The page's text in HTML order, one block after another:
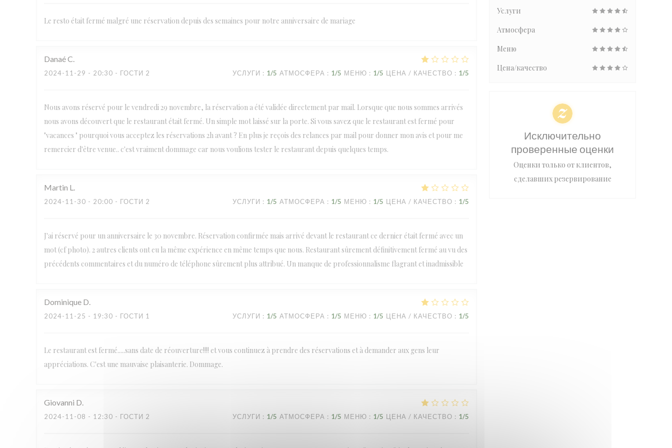
Le resto était fermé malgré une réservation depuis des semaines pour notre anniversaire de mariage
DanaéC
2024-11-29 - 20:30 - ГОСТИ 2 УСЛУГИ : 1/5 АТМОСФЕРА : 1/5 МЕНЮ : 1/5 ЦЕНА / КАЧЕСТВО : 1/5
Nous avons réservé pour le vendredi 29 novembre, la réservation a été validée directement par mail. Lorsque que nous sommes arrivés
nous avons découvert que le restaurant était fermé. Un simple mot laissé sur la porte. Si vous savez que le restaurant est fermé pour
"vacances " pourquoi vous acceptez les réservations 2h avant ? En plus je reçois des relances par mail pour donner mon avis et pour me
remercier d'être venue.. c'est vraiment dommage car nous voulions tester le restaurant depuis quelques temps.
Martin L
2024-11-30 - 20:00 - ГОСТИ 2 УСЛУГИ : 1/5 АТМОСФЕРА : 1/5 МЕНЮ : 1/5 ЦЕНА / КАЧЕСТВО : 1/5
J'ai réservé pour un anniversaire le 30 novembre. Réservation confirmée mais arrivé devant le restaurant ce dernier était fermé avec un
mot (cf photo). 2 autres clients ont eu la même expérience en même temps que nous. Restaurant sûrement définitivement fermé au vu des
précédents commentaires et du numéro de téléphone sûrement plus attribué. Un manque de professionnalisme flagrant et inadmissible
Dominique D
2024-11-25 - 19:30 - ГОСТИ 1 УСЛУГИ : 1/5 АТМОСФЕРА : 1/5 МЕНЮ : 1/5 ЦЕНА / КАЧЕСТВО : 1/5
Le restaurant est fermé.....sans date de réouverture!!!! et vous continuez à prendre des réservations et à demander aux gens leur
appréciations. C'est une mauvaise plaisanterie. Dommage.
Giovanni D
2024-11-08 - 12:30 - ГОСТИ 2 УСЛУГИ : 1/5 АТМОСФЕРА : 1/5 МЕНЮ : 1/5 ЦЕНА / КАЧЕСТВО : 1/5
Услуги
Атмосфера
Меню
Цена/качество
Исключительно
проверенные оценки
Оценки только от клиентов,
сделавших резервирование